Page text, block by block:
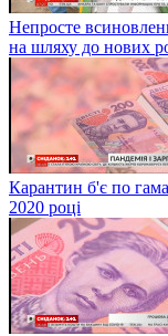
Непросте
на шляху до нових
Карантин б'є по
2020 році